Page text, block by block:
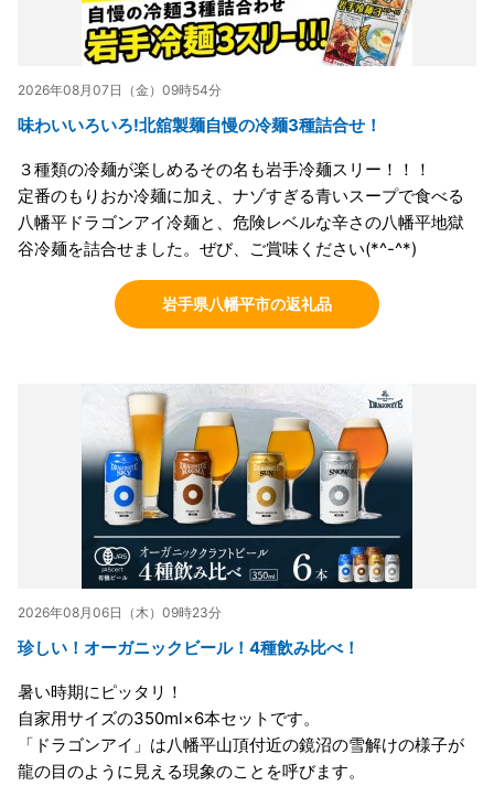
2026年08月07日（金）09時54分
味わいいろいろ!北舘製麺自慢の冷麺3種詰合せ！
３種類の冷麺が楽しめるその名も岩手冷麺スリー！！！
定番のもりおか冷麺に加え、ナゾすぎる青いスープで食べる
八幡平ドラゴンアイ冷麺と、危険レベルな辛さの八幡平地獄
谷冷麺を詰合せました。ぜび、ご賞味ください(*^-^*)
岩手県八幡平市の返礼品
2026年08月06日（木）09時23分
珍しい！オーガニックビール！4種飲み比べ！
暑い時期にピッタリ！
自家用サイズの350ml×6本セットです。
「ドラゴンアイ」は八幡平山頂付近の鏡沼の雪解けの様子が
龍の目のように見える現象のことを呼びます。